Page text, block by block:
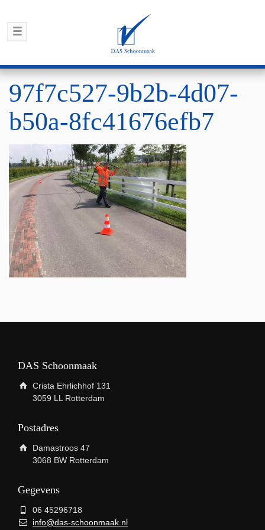
97f7c527-9b2b-4d07-
b50a-8fc41676efb7
DAS Schoonmaak
Crista Ehrlichhof 131
3059 LL Rotterdam
Postadres
Damastroos 47
3068 BW Rotterdam
Gegevens
06 45296718
info@das-schoonmaak.nl